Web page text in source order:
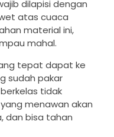
dilapisi dengan
atas cuaca
material ini,
mahal.
tepat dapat ke
sudah pakar
tidak
menawan akan
dan bisa tahan